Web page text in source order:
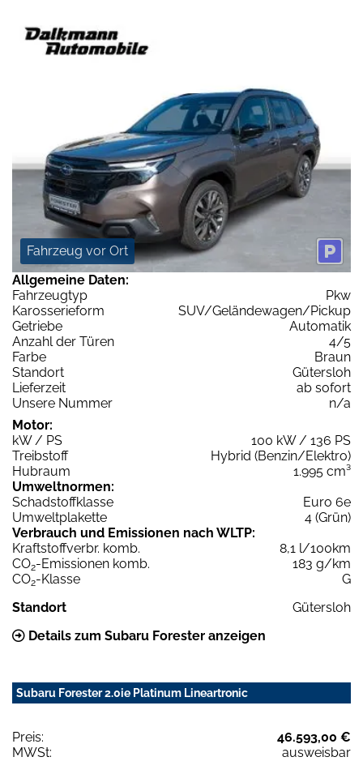
Fahrzeug vor Ort
Allgemeine Daten:
Fahrzeugtyp
Pkw
Karosserieform
SUV/Geländewagen/Pickup
Getriebe
Automatik
Anzahl der Türen
4/5
Farbe
Braun
Standort
Gütersloh
Lieferzeit
ab sofort
Unsere Nummer
n/a
Motor:
kW / PS
100 kW / 136 PS
Treibstoff
Hybrid (Benzin/Elektro)
Hubraum
1.995 cm³
Umweltnormen:
Schadstoffklasse
Euro 6e
Umweltplakette
4 (Grün)
Verbrauch und Emissionen nach WLTP:
Kraftstoffverbr. komb.
8,1 l/100km
CO2-Emissionen komb.
183 g/km
CO2-Klasse
G
Standort
Gütersloh
Details zum Subaru Forester anzeigen
Subaru Forester 2.0ie Platinum Lineartronic
Preis:
46.593,00 €
MWSt:
ausweisbar